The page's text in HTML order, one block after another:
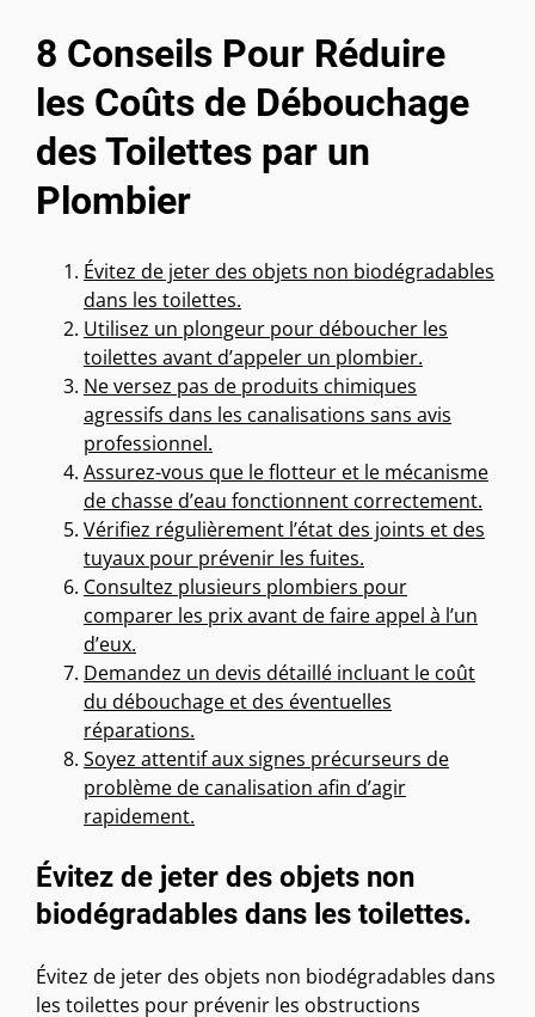
8 Conseils Pour Réduire
les Coûts de Débouchage
des Toilettes par un
Plombier
Évitez de jeter des objets non biodégradables
dans les toilettes.
Utilisez un plongeur pour déboucher les
toilettes avant d’appeler un plombier.
Ne versez pas de produits chimiques
agressifs dans les canalisations sans avis
professionnel.
Assurez-vous que le flotteur et le mécanisme
de chasse d’eau fonctionnent correctement.
Vérifiez régulièrement l’état des joints et des
tuyaux pour prévenir les fuites.
Consultez plusieurs plombiers pour
comparer les prix avant de faire appel à l’un
d’eux.
Demandez un devis détaillé incluant le coût
du débouchage et des éventuelles
réparations.
Soyez attentif aux signes précurseurs de
problème de canalisation afin d’agir
rapidement.
Évitez de jeter des objets non
biodégradables dans les toilettes.
Évitez de jeter des objets non biodégradables dans
les toilettes pour prévenir les obstructions